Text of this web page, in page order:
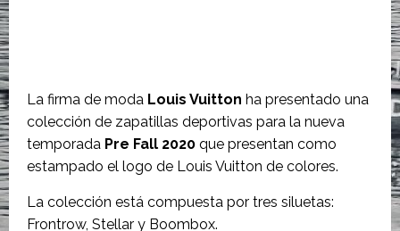
La firma de moda Louis Vuitton ha presentado una
colección de zapatillas deportivas para la nueva
temporada Pre Fall 2020 que presentan como
estampado el logo de Louis Vuitton de colores.
La colección está compuesta por tres siluetas:
Frontrow, Stellar y Boombox.